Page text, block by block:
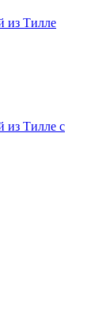
из Тилле
из Тилле с